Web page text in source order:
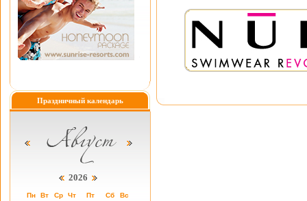
Праздничный календарь
2026
Пн Вт Ср Чт Пт Сб Вс